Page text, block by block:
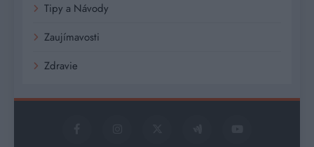
Tipy a Návody
Zaujímavosti
Zdravie